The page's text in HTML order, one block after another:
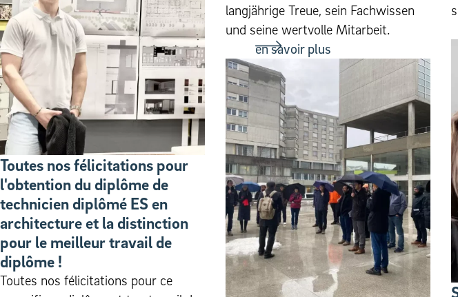
Toutes nos félicitations pour
l'obtention du diplôme de
technicien diplômé ES en
architecture et la distinction
pour le meilleur travail de
diplôme !
Toutes nos félicitations pour ce
langjährige Treue, sein Fach­wis­sen
und seine wertvolle Mitar­beit.
en savoir plus